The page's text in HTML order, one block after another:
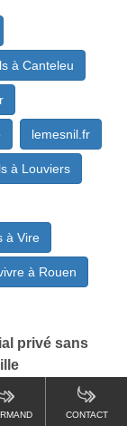
CONTACT
à Canteleu
lemesnil.fr
à Louviers
à Vire
à Rouen
privé sans